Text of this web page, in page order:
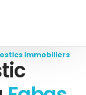
immobiliers